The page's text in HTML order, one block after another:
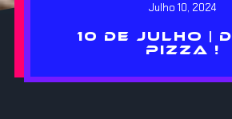
Julho 10, 2024
10 DE JULHO |
PIZZA !